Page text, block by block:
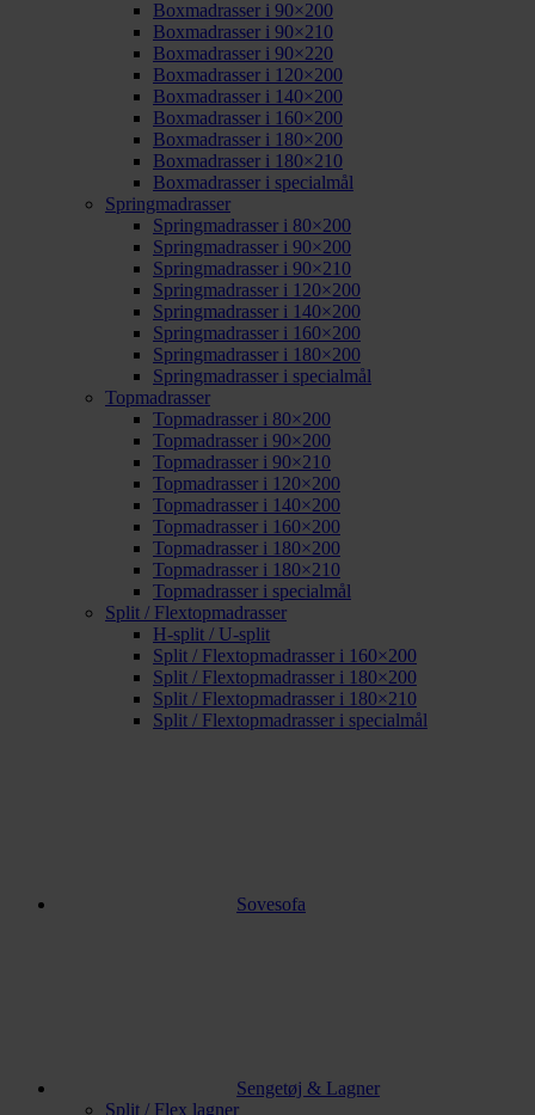
Boxmadrasser i 90×200
Boxmadrasser i 90×210
Boxmadrasser i 90×220
Boxmadrasser i 120×200
Boxmadrasser i 140×200
Boxmadrasser i 160×200
Boxmadrasser i 180×200
Boxmadrasser i 180×210
Boxmadrasser i specialmål
Springmadrasser
Springmadrasser i 80×200
Springmadrasser i 90×200
Springmadrasser i 90×210
Springmadrasser i 120×200
Springmadrasser i 140×200
Springmadrasser i 160×200
Springmadrasser i 180×200
Springmadrasser i specialmål
Topmadrasser
Topmadrasser i 80×200
Topmadrasser i 90×200
Topmadrasser i 90×210
Topmadrasser i 120×200
Topmadrasser i 140×200
Topmadrasser i 160×200
Topmadrasser i 180×200
Topmadrasser i 180×210
Topmadrasser i specialmål
Split / Flextopmadrasser
H-split / U-split
Split / Flextopmadrasser i 160×200
Split / Flextopmadrasser i 180×200
Split / Flextopmadrasser i 180×210
Split / Flextopmadrasser i specialmål
Sovesofa
Sengetøj & Lagner
Split / Flex lagner